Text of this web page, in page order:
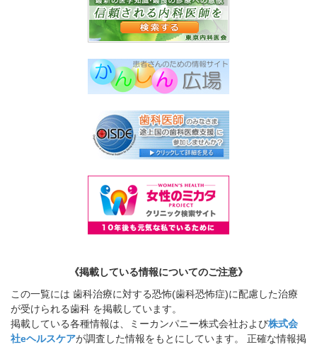
《掲載している情報についてのご注意》
この一覧には 歯科治療に対する恐怖(歯科恐怖症)に配慮した治療
が受けられる歯科 を掲載しています。
掲載している各種情報は、ミーカンパニー株式会社および株式会
社eヘルスケアが調査した情報をもとにしています。 正確な情報掲